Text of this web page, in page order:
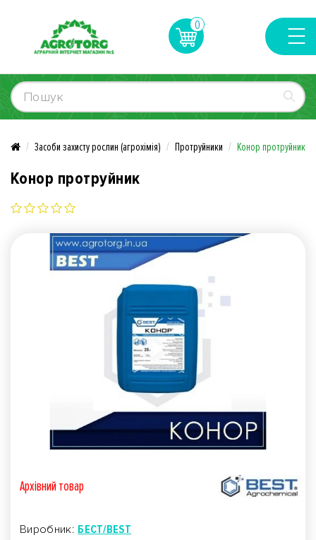
0
Засоби захисту рослин (агрохімія) Протруйники Конор протруйник
Конор протруйник
Архівний товар
Виробник: БЕСТ/BEST